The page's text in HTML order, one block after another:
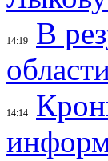
14:19
В
14:14